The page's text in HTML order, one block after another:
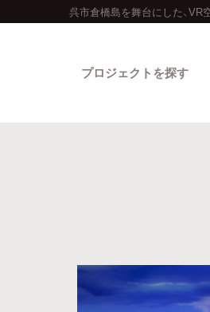
呉市倉橋島を舞台にした、VR
プロジェクトを探す